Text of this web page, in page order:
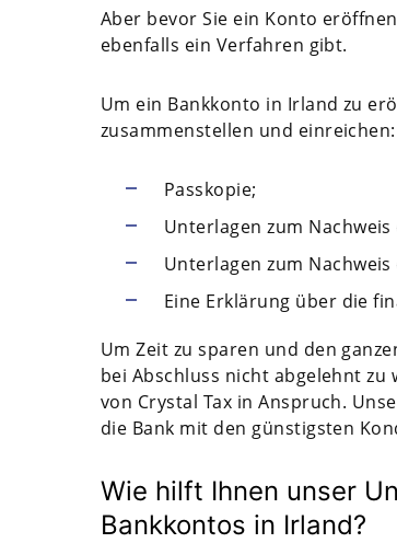
Aber bevor Sie ein Konto
ebenfalls ein Verfahren gibt.
Um ein Bankkonto in Irland zu
zusammenstellen und einreichen:
Passkopie;
Unterlagen zum
Unterlagen zum
Eine Erklärung über die
Um Zeit zu sparen und den
bei Abschluss nicht abgelehnt zu
von Crystal Tax in Anspruch.
die Bank mit den günstigsten
Wie hilft Ihnen unser
Bankkontos in Irland?